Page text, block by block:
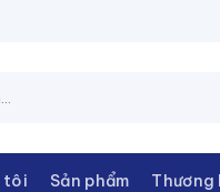
tôi Sản phẩm Thương